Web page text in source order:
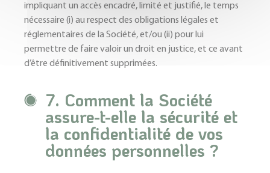
impliquant un accès encadré, limité et justifié, le temps
nécessaire (i) au respect des obligations légales et
réglementaires de la Société, et/ou (ii) pour lui
permettre de faire valoir un droit en justice, et ce avant
d’être définitivement supprimées.
7. Comment la Société
assure-t-elle la sécurité et
la confidentialité de vos
données personnelles ?